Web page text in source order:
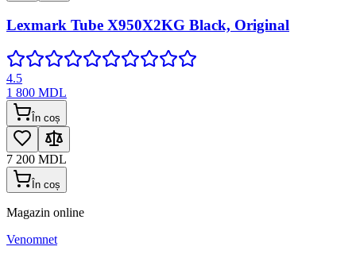
Lexmark Tube X950X2KG Black, Original
4.5
1 800 MDL
În coș
7 200 MDL
În coș
Magazin online
Venomnet